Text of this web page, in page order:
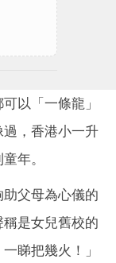
以「一條龍」
，香港小一升
年。
父母為心儀的
是女兒舊校的
睇把幾火！」